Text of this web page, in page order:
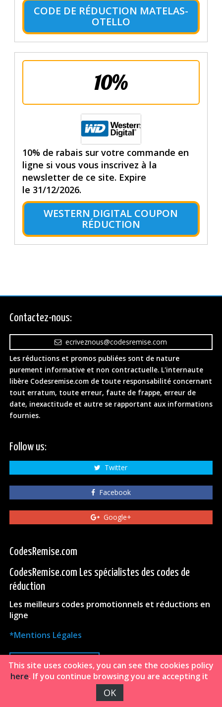
CODE DE RÉDUCTION MATELAS-
OTELLO
10%
10% de rabais sur votre commande en
ligne si vous vous inscrivez à la
newsletter de ce site. Expire
le 31/12/2026.
WESTERN DIGITAL COUPON
RÉDUCTION
Contactez-nous:
ecriveznous@codesremise.com
Les réductions et promos publiées sont de nature
purement informative et non contractuelle. L'internaute
libère Codesremise.com de toute responsabilité concernant
tout erratum, toute erreur, faute de frappe, erreur de
date, inexactitude et autre se rapportant aux informations
fournies.
Follow us:
Twitter
Facebook
Google+
CodesRemise.com
CodesRemise.com Les spécialistes des codes de
réduction
Les meilleurs codes promotionnels et réductions en
ligne
*Mentions Légales
HAUT DE PAGE
FiveDoors Network 2018
This site uses cookies, you can see the cookies policy
here. If you continue browsing you are accepting it
OK